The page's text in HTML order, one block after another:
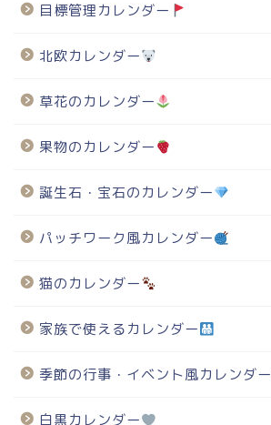
目標管理カレンダー
北欧カレンダー
草花のカレンダー
果物のカレンダー
誕生石・宝石のカレンダー
パッチワーク風カレンダー
猫のカレンダー
家族で使えるカレンダー
季節の行事・イベント風カレンダー
白黒カレンダー